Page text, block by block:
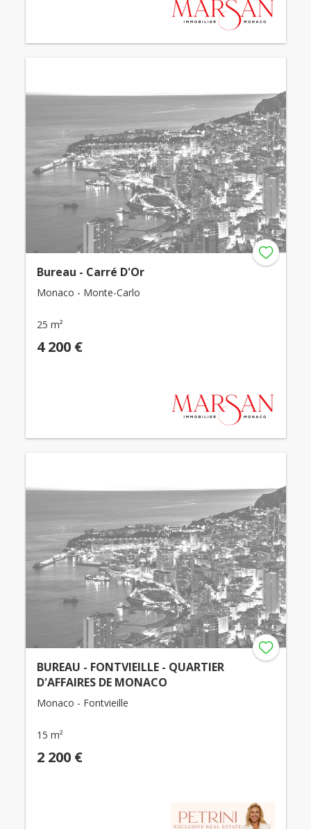
Bureau - Carré D'Or
Monaco - Monte-Carlo
25 m²
4 200 €
BUREAU - FONTVIEILLE - QUARTIER
D'AFFAIRES DE MONACO
Monaco - Fontvieille
15 m²
2 200 €